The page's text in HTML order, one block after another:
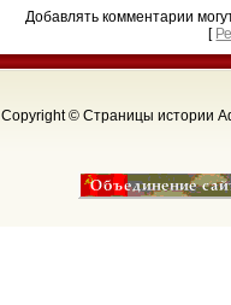
Добавлять комментарии
[
Copyright © Страницы истории